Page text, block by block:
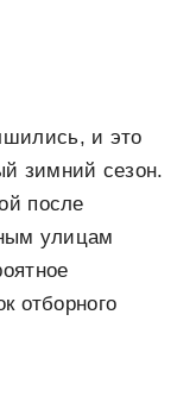
и это
зимний сезон.
после
улицам
отборного